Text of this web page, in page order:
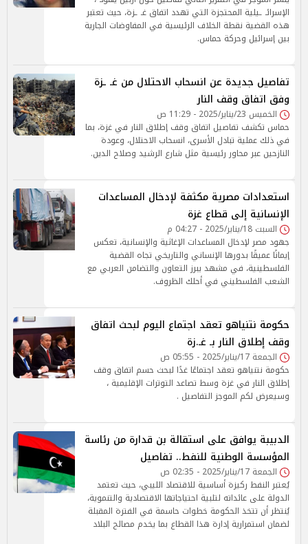
الإسرائـ ـيلية المحتجزة التي تهدد اتفاق غـ ـزة، حيث تعتبر
هذه القضية نقطة الخلاف الرئيسية في المفاوضات الجارية
بين إسرائيل وحركة حماس.
تفاصيل جديدة عن انسحاب الاحتلال من غـ ـزة
وفق اتفاق وقف النار
الخميس 23/يناير/2025 - 11:29 ص
حماس تكشف تفاصيل اتفاق وقف إطلاق النار في غزة، بما
في ذلك عملية تبادل الأسرى، انسحاب الاحتلال، وعودة
النازحين عبر محاور رئيسية مثل شارع الرشيد وصلاح الدين.
استعدادات مصرية مكثفة لإدخال المساعدات
الإنسانية إلى قطاع غزة
السبت 18/يناير/2025 - 04:27 م
جهود مصر لإدخال المساعدات الإغاثية والإنسانية، تعكس
إيمانًا عميقًا بدورها الإنساني والتاريخي تجاه القضية
الفلسطينية، في مشهد يبرز التعاون والتضامن العربي مع
الشعب الفلسطيني في أحلك الظروف.
حكومة نتنياهو تعقد اجتماع اليوم لبحث اتفاق
وقف إطلاق النار بـ غـ.زة
الجمعة 17/يناير/2025 - 05:55 ص
حكومة نتنياهو تعقد اجتماعًا غدًا لبحث حسم اتفاق وقف
إطلاق النار في غزة وسط تصاعد التوترات الإقليمية ،
وسيعرض لكم الموجز التفاصيل .
الدبيبة يوافق على استقالة بن قدارة من رئاسة
المؤسسة الوطنية للنفط.. تفاصيل
الجمعة 17/يناير/2025 - 02:35 ص
يُعتبر النفط ركيزة أساسية للاقتصاد الليبي، حيث تعتمد
الدولة على عائداته لتلبية احتياجاتها الاقتصادية والتنموية،
يُنتظر أن تتخذ الحكومة خطوات حاسمة في الفترة المقبلة
لضمان استمرارية إدارة هذا القطاع بما يخدم مصالح البلاد